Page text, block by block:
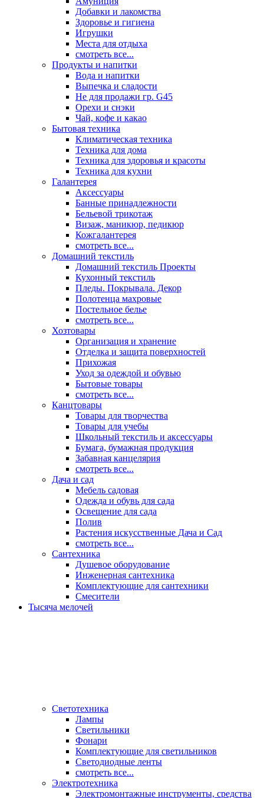
Добавки и лакомства
Здоровье и гигиена
Игрушки
Места для отдыха
смотреть все...
Продукты и напитки
Вода и напитки
Выпечка и сладости
Не для продажи гр. G45
Орехи и снэки
Чай, кофе и какао
Бытовая техника
Климатическая техника
Техника для дома
Техника для здоровья и красоты
Техника для кухни
Галантерея
Аксессуары
Банные принадлежности
Бельевой трикотаж
Визаж, маникюр, педикюр
Кожгалантерея
смотреть все...
Домашний текстиль
Домашний текстиль Проекты
Кухонный текстиль
Пледы. Покрывала. Декор
Полотенца махровые
Постельное белье
смотреть все...
Хозтовары
Организация и хранение
Отделка и защита поверхностей
Прихожая
Уход за одеждой и обувью
Бытовые товары
смотреть все...
Канцтовары
Товары для творчества
Товары для учебы
Школьный текстиль и аксессуары
Бумага, бумажная продукция
Забавная канцелярия
смотреть все...
Дача и сад
Мебель садовая
Одежда и обувь для сада
Освещение для сада
Полив
Растения искусственные Дача и Сад
смотреть все...
Сантехника
Душевое оборудование
Инженерная сантехника
Комплектующие для сантехники
Смесители
Тысяча мелочей
Светотехника
Лампы
Светильники
Фонари
Комплектующие для светильников
Светодиодные ленты
смотреть все...
Электротехника
Электромонтажные инструменты, средства